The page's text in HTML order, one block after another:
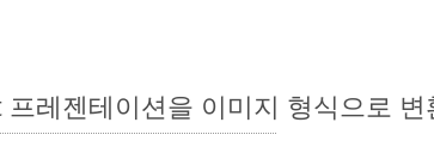
레젠테이션을 이미지 형식으로